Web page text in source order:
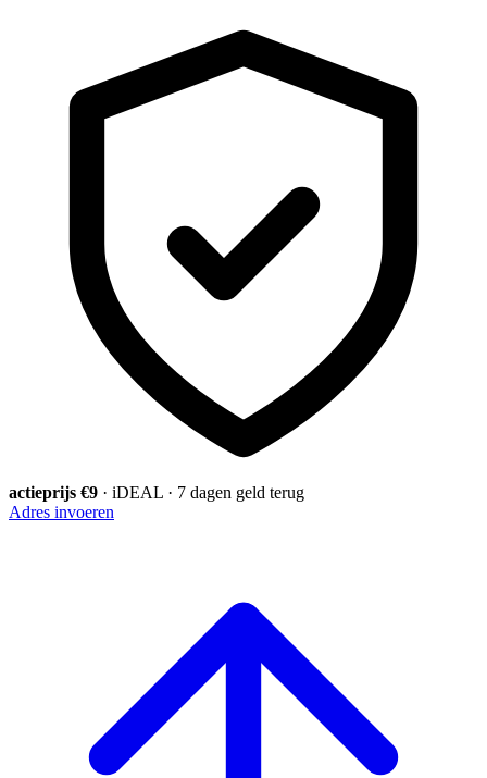
actieprijs €9 · iDEAL · 7 dagen geld terug
Adres invoeren